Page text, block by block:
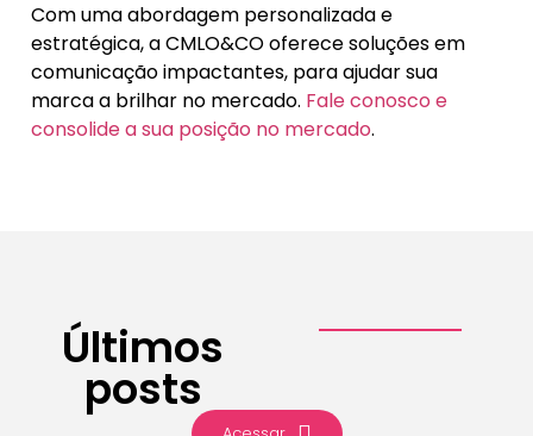
Com uma abordagem personalizada e
estratégica, a CMLO&CO oferece soluções em
comunicação impactantes, para ajudar sua
marca a brilhar no mercado. Fale conosco e
consolide a sua posição no mercado.
Últimos
posts